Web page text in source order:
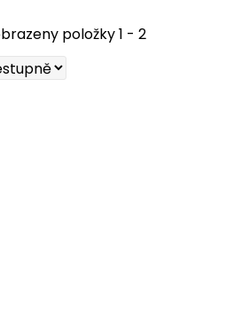
položky 1 - 2